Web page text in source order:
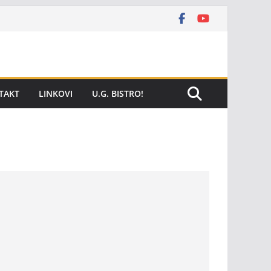
LINKOVI U.G. BISTRO!